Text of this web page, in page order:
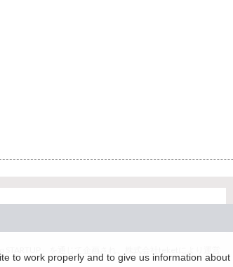
to work properly and to give us information